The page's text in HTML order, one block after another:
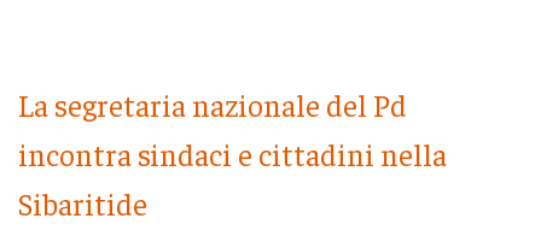
La segretaria nazionale del Pd
incontra sindaci e cittadini nella
Sibaritide